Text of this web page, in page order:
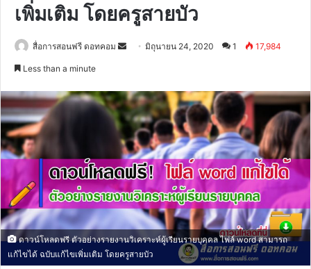
เพิ่มเติม โดยครูสายบัว
สื่อการสอนฟรี ดอทคอม
Sendมิถุนายน 24, 2020 1 17,984
Less than a minute
ดาวน์โหลดฟรี ตัวอย่างรายงานวิเคราะห์ผู้เรียนรายบุคคล ไฟล์ word สามารถ
แก้ไขได้ ฉบับแก้ไขเพิ่มเติม โดยครูสายบัว